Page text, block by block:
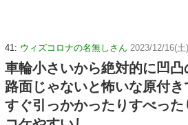
41: ウィズコロナの名無しさん 2023/12/16(
車輪小さいから絶対的に凹凸
路面じゃないと怖いな原付き
すぐ引っかかったりすべった